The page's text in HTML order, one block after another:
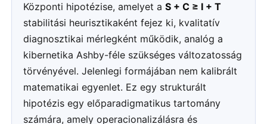
Központi hipotézise, amelyet aS + C ≥ I + T
stabilitási heurisztikaként fejez ki, kvalitatív
diagnosztikai mérlegként működik, analóg a
kibernetika Ashby-féle szükséges változatosság
törvényével. Jelenlegi formájában nem kalibrált
matematikai egyenlet. Ez egy strukturált
hipotézis egy előparadigmatikus tartomány
számára, amely operacionalizálásra és